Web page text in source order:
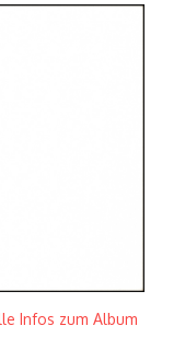
Infos zum Album